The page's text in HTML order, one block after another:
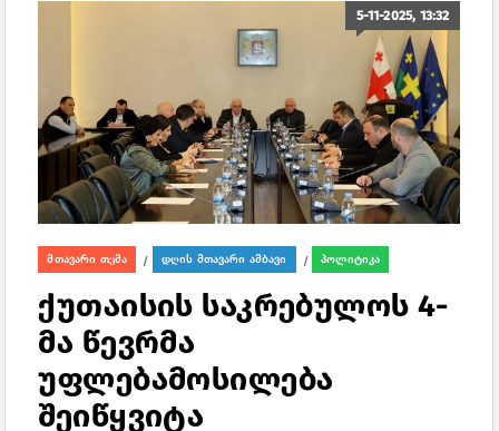
5-11-2025, 13:32
მთავარი თემა / დღის მთავარი ამბავი / პოლიტიკა
ქუთაისის საკრებულოს 4-
მა წევრმა
უფლებამოსილება
შეიწყვიტა